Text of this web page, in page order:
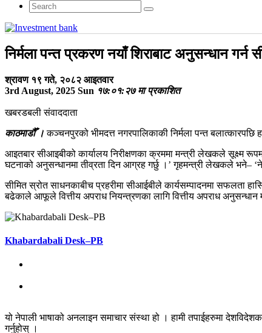
निर्मला पन्त प्रकरण नयाँ शिराबाट अनुसन्धान
श्रावण १९ गते, २०८२ आइतवार
3rd August, 2025 Sun १७:०१:२७ मा प्रकाशित
खबरडबली संवाददाता
काठमाडौँ ।कञ्चनपुरको भीमदत्त नगरपालिकाकी निर्मला पन्त
आइतबार सीआइबीको कार्यालय निरीक्षणका क्रममा मन्त्री लेखकले सूक्ष्म
घटनाको अनुसन्धानमा तीव्रता दिन आग्रह गर्छु ।’ गृहमन्त्री लेखकले भने–
सीमित स्रोत साधनकाबीच प्रहरीमा सीआईबीले कार्यसम्पादनमा सफलता
बढेकाले आफूले वित्तीय अपराध नियन्त्रणका लागि वित्तीय अपराध अनुसन्धान
Khabardabali Desk–PB
यो नेपाली भाषाको अनलाइन समाचार संस्था हो । हामी तपाईहरुमा
गर्नुहोस् ।